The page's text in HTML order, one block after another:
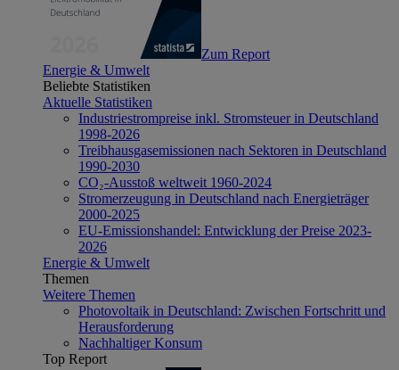
Zum Report
Energie & Umwelt
Beliebte Statistiken
Aktuelle Statistiken
Industriestrompreise inkl. Stromsteuer in Deutschland
1998-2026
Treibhausgasemissionen nach Sektoren in Deutschland
1990-2030
CO₂-Ausstoß weltweit 1960-2024
Stromerzeugung in Deutschland nach Energieträger
2000-2025
EU-Emissionshandel: Entwicklung der Preise 2023-
2026
Energie & Umwelt
Themen
Weitere Themen
Photovoltaik in Deutschland: Zwischen Fortschritt und
Herausforderung
Nachhaltiger Konsum
Top Report